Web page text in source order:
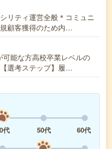
リティ運営全般＊コミュニ
顧客獲得のため内…
能な方高校卒業レベルの
選考ステップ】履…
代 50代
60代